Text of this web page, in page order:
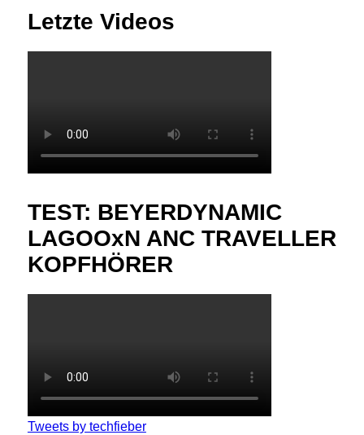
Letzte Videos
TEST: BEYERDYNAMIC
LAGOOxN ANC TRAVELLER
KOPFHÖRER
Tweets by techfieber